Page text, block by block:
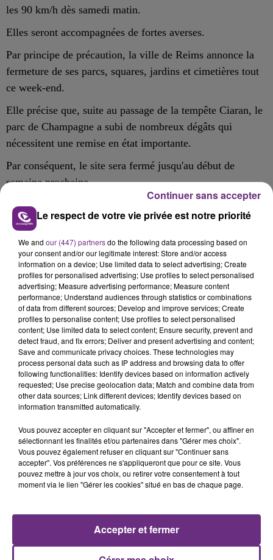
les 90 km/h dès samedi matin.
Elles seront accompagnées de fortes averses.
Par principe de précaution, la ville de Reims annonce la
fermeture de ses parcs, squares, jardins et cimetières tout
ce week-end.
Elle précise que, suite au passage de la tempête Ciaran, le
parc de Champagne a subi de nombreux dégâts qui
nécessitent une remise en état importante.
Par conséquent, le site sera fermé jusqu'au début de
semaine prochaine.
FIL D'ACTU
11h37
LA CENTRALE NUCLÉAIRE DE CHOOZ
TOUJOURS À L'ARRÊT
Cela fait déjà une semaine que la centrale
justifiée par la sécheresse intense qui est toujours
présente.
10h16
LE MAGASIN JOUÉCLUB DE REIMS FERME
C'était l'une des institutions du centre-ville
Le respect de votre vie privée est notre priorité
We and our (447) partnersdo the following data processing based on
your consent and/or our legitimate interest: Store and/or access
information on a device; Use limited data to select advertising; Create
profiles for personalised advertising; Use profiles to select personalised
advertising; Measure advertising performance; Measure content
performance; Understand audiences through statistics or combinations
of data from different sources; Develop and improve services; Create
profiles to personalise content; Use profiles to select personalised
content; Use limited data to select content; Ensure security, prevent and
detect fraud, and fix errors; Deliver and present advertising and content;
Save and communicate privacy choices. These technologies may
process personal data such as IP address and browsing data to offer
following functionalities: Identify devices based on information actively
requested; Use precise geolocation data; Match and combine data from
other data sources; Link different devices; Identify devices based on
information transmitted automatically.
Vous pouvez accepter en cliquant sur "Accepter et fermer", ou affiner en
sélectionnant les finalités et/ou partenaires dans "Gérer mes choix".
Vous pouvez également refuser en cliquant sur "Continuer sans
accepter". Vos préférences ne s'appliqueront que pour ce site. Vous
pouvez mettre à jour vos choix, ou retirer votre consentement à tout
moment via le lien "Gérer les cookies" situé en bas de chaque page.
Accepter et fermer
Continuer sans accepter